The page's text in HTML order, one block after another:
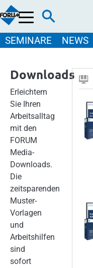
Menü
SEMINARE NEWS
Downloads
Erleichtern
Sie Ihren
Arbeitsalltag
mit den
FORUM
Media-
Downloads.
Die
zeitsparenden
Muster-
Vorlagen
und
Arbeitshilfen
sind
sofort